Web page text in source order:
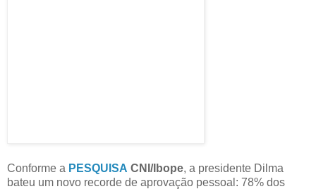
Conforme a PESQUISA CNI/Ibope, a presidente Dilma
bateu um novo recorde de aprovação pessoal: 78% dos